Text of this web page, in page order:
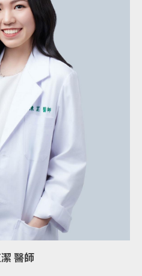
醫師